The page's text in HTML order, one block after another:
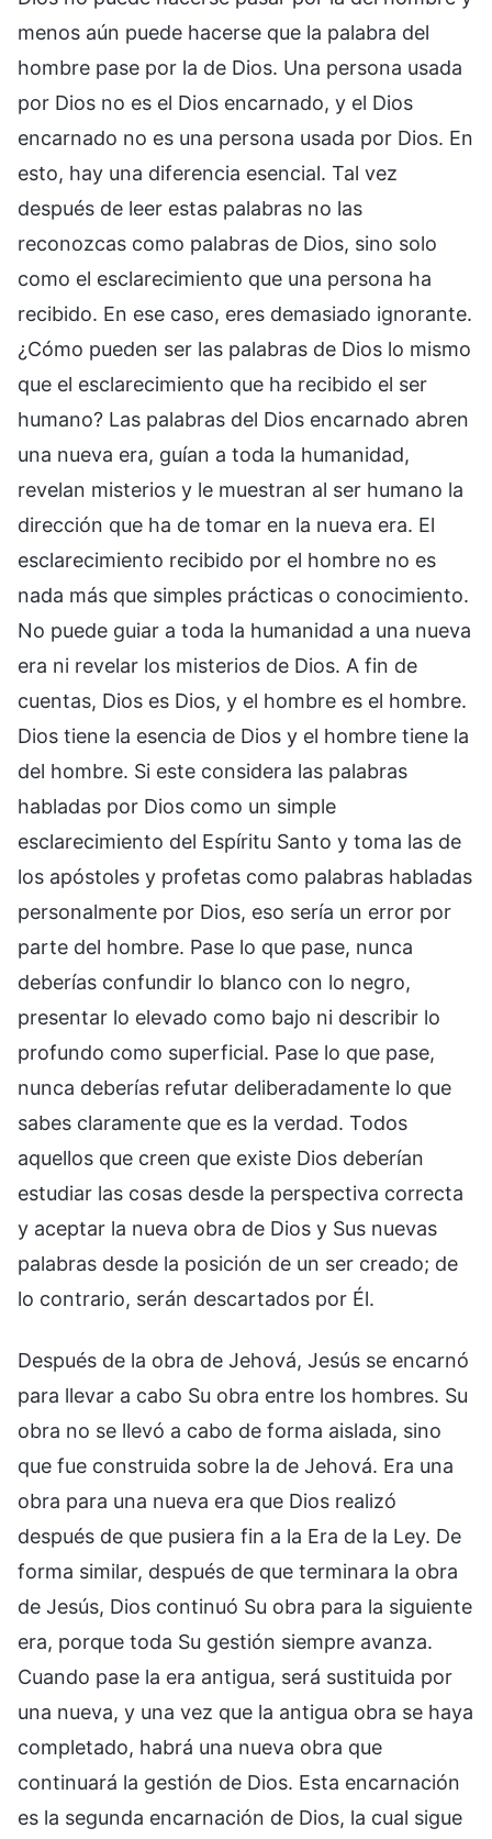
menos aún puede hacerse que la palabra del
hombre pase por la de Dios. Una persona usada
por Dios no es el Dios encarnado, y el Dios
encarnado no es una persona usada por Dios. En
esto, hay una diferencia esencial. Tal vez
después de leer estas palabras no las
reconozcas como palabras de Dios, sino solo
como el esclarecimiento que una persona ha
recibido. En ese caso, eres demasiado ignorante.
¿Cómo pueden ser las palabras de Dios lo mismo
que el esclarecimiento que ha recibido el ser
humano? Las palabras del Dios encarnado abren
una nueva era, guían a toda la humanidad,
revelan misterios y le muestran al ser humano la
dirección que ha de tomar en la nueva era. El
esclarecimiento recibido por el hombre no es
nada más que simples prácticas o conocimiento.
No puede guiar a toda la humanidad a una nueva
era ni revelar los misterios de Dios. A fin de
cuentas, Dios es Dios, y el hombre es el hombre.
Dios tiene la esencia de Dios y el hombre tiene la
del hombre. Si este considera las palabras
habladas por Dios como un simple
esclarecimiento del Espíritu Santo y toma las de
los apóstoles y profetas como palabras habladas
personalmente por Dios, eso sería un error por
parte del hombre. Pase lo que pase, nunca
deberías confundir lo blanco con lo negro,
presentar lo elevado como bajo ni describir lo
profundo como superficial. Pase lo que pase,
nunca deberías refutar deliberadamente lo que
sabes claramente que es la verdad. Todos
aquellos que creen que existe Dios deberían
estudiar las cosas desde la perspectiva correcta
y aceptar la nueva obra de Dios y Sus nuevas
palabras desde la posición de un ser creado; de
lo contrario, serán descartados por Él.
Después de la obra de Jehová, Jesús se encarnó
para llevar a cabo Su obra entre los hombres. Su
obra no se llevó a cabo de forma aislada, sino
que fue construida sobre la de Jehová. Era una
obra para una nueva era que Dios realizó
después de que pusiera fin a la Era de la Ley. De
forma similar, después de que terminara la obra
de Jesús, Dios continuó Su obra para la siguiente
era, porque toda Su gestión siempre avanza.
Cuando pase la era antigua, será sustituida por
una nueva, y una vez que la antigua obra se haya
completado, habrá una nueva obra que
continuará la gestión de Dios. Esta encarnación
es la segunda encarnación de Dios, la cual sigue